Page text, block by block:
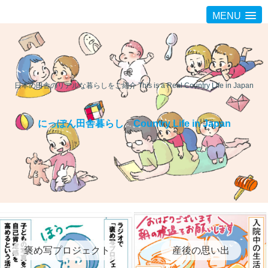
MENU
日本の田舎のリアルな暮らしをご紹介 This is a Real Country Life in Japan
にっぽん田舎暮らし Country Life in Japan
褒め写プロジェクト 産後の思い出